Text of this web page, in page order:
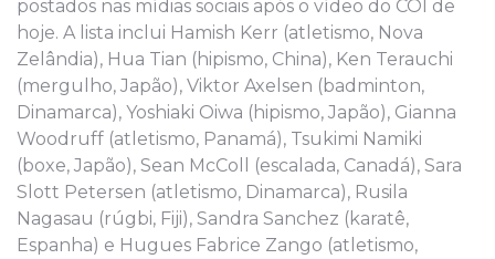
postados nas mídias sociais após o vídeo do COI de
hoje. A lista inclui Hamish Kerr (atletismo, Nova
Zelândia), Hua Tian (hipismo, China), Ken Terauchi
(mergulho, Japão), Viktor Axelsen (badminton,
Dinamarca), Yoshiaki Oiwa (hipismo, Japão), Gianna
Woodruff (atletismo, Panamá), Tsukimi Namiki
(boxe, Japão), Sean McColl (escalada, Canadá), Sara
Slott Petersen (atletismo, Dinamarca), Rusila
Nagasau (rúgbi, Fiji), Sandra Sanchez (karatê,
Espanha) e Hugues Fabrice Zango (atletismo,